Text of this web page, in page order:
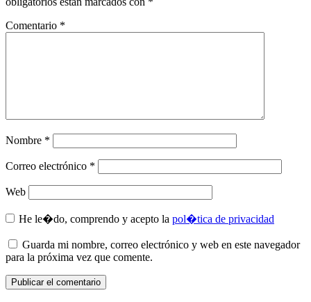
Comentario *
Nombre *
Correo electrónico *
Web
He le�do, comprendo y acepto la pol�tica de privacidad
Guarda mi nombre, correo electrónico y web en este navegador
para la próxima vez que comente.